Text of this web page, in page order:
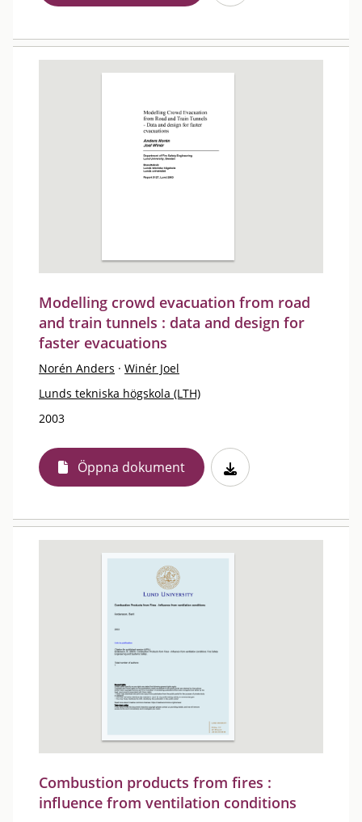
Modelling crowd evacuation from road
and train tunnels : data and design for
faster evacuations
Norén Anders · Winér Joel
Lunds tekniska högskola (LTH)
2003
Öppna dokument
Combustion products from fires :
influence from ventilation conditions